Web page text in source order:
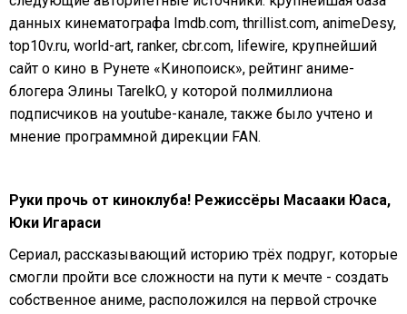
данных кинематографа Imdb.com, thrillist.com, animeDesy,
top10v.ru, world-art, ranker, cbr.com, lifewire, крупнейший
сайт о кино в Рунете «Кинопоиск», рейтинг аниме-
блогера Элины TarelkO, у которой полмиллиона
подписчиков на youtube-канале, также было учтено и
мнение программной дирекции FAN.
Руки прочь от киноклуба! Режиссёры Масааки Юаса,
Юки Игараси
Сериал, рассказывающий историю трёх подруг, которые
смогли пройти все сложности на пути к мечте - создать
собственное аниме, расположился на первой строчке